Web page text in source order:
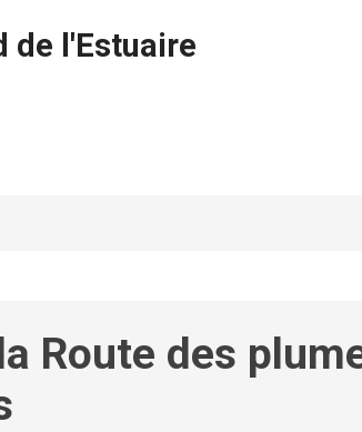
de l'Estuaire
Route des